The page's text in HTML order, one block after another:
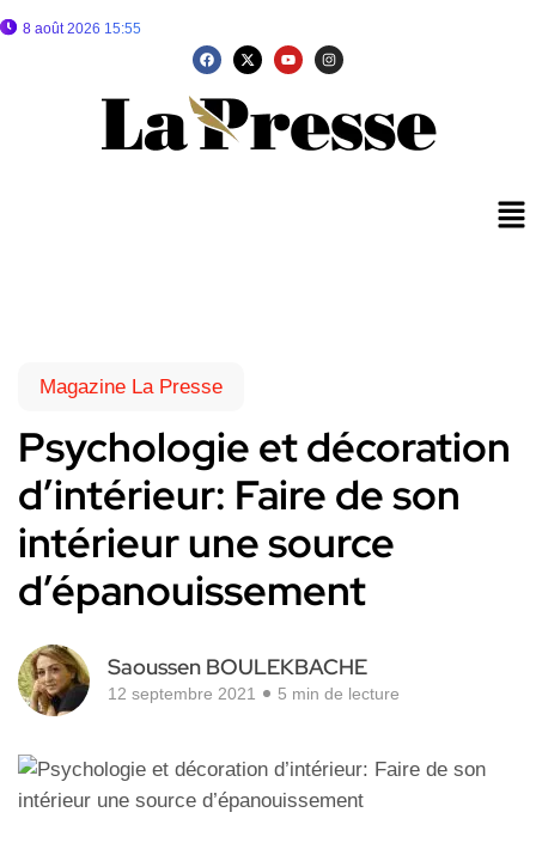
8 août 2026 15:55
Magazine La Presse
Psychologie et décoration
d’intérieur: Faire de son
intérieur une source
d’épanouissement
Saoussen BOULEKBACHE
12 septembre 2021 5 min de lecture